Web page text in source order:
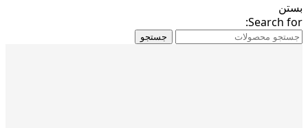
بستن
Search for:
جستجو